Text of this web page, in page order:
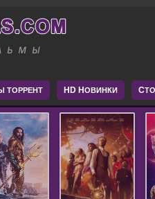
ТОРРЕНТ HD НОВИНКИ С